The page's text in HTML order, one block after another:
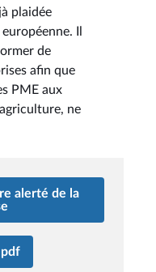
plaidée
Il
de
afin que
PME aux
ne
alerté de la